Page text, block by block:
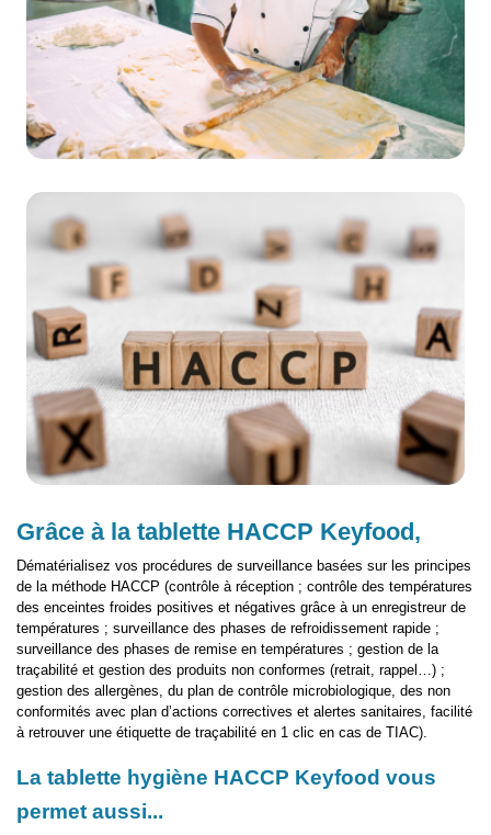
Grâce à la tablette HACCP Keyfood,
Dématérialisez vos procédures de surveillance basées sur les principes
de la méthode HACCP (contrôle à réception ; contrôle des températures
des enceintes froides positives et négatives grâce à un enregistreur de
températures ; surveillance des phases de refroidissement rapide ;
surveillance des phases de remise en températures ; gestion de la
traçabilité et gestion des produits non conformes (retrait, rappel…) ;
gestion des allergènes, du plan de contrôle microbiologique, des non
conformités avec plan d’actions correctives et alertes sanitaires, facilité
à retrouver une étiquette de traçabilité en 1 clic en cas de TIAC).
La tablette hygiène HACCP Keyfood vous
permet aussi...